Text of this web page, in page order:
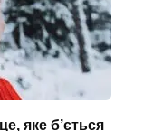
яке б’ється